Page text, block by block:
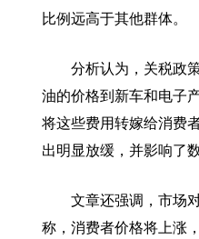
比例远高于其他群体。
分析认为，关税政策
油的价格到新车和电子
将这些费用转嫁给消费
出明显放缓，并影响了
文章还强调，市场对
称，消费者价格将上涨